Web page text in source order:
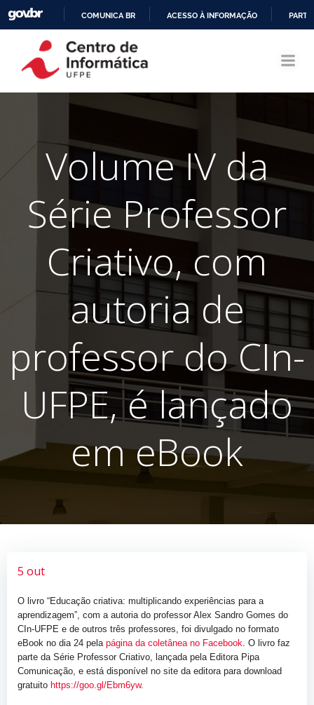
CONTEÚDO
COMUNICA BR ACESSO À INFORMAÇÃO
Volume IV da
Série Professor
Criativo, com
autoria de
professor do CIn-
UFPE, é lançado
em eBook
5 out
O livro “Educação criativa: multiplicando experiências para a
aprendizagem”, com a autoria do professor Alex Sandro Gomes do
CIn-UFPE e de outros três professores, foi divulgado no formato
eBook no dia 24 pela página da coletânea no Facebook . O livro faz
parte da Série Professor Criativo, lançada pela Editora Pipa
Comunicação, e está disponível no site da editora para download
gratuito https://goo.gl/Ebm6yw.